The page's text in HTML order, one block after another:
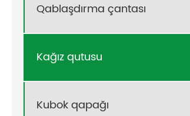
Qablaşdırma çantası
Kağız qutusu
Kubok qapağı